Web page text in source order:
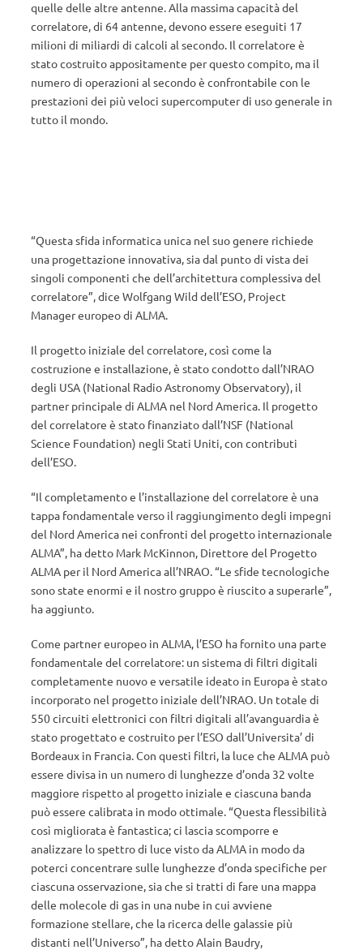
quelle delle altre antenne. Alla massima capacità del
correlatore, di 64 antenne, devono essere eseguiti 17
milioni di miliardi di calcoli al secondo. Il correlatore è
stato costruito appositamente per questo compito, ma il
numero di operazioni al secondo è confrontabile con le
prestazioni dei più veloci supercomputer di uso generale in
tutto il mondo.
“Questa sfida informatica unica nel suo genere richiede
una progettazione innovativa, sia dal punto di vista dei
singoli componenti che dell’architettura complessiva del
correlatore”, dice Wolfgang Wild dell’ESO, Project
Manager europeo di ALMA.
Il progetto iniziale del correlatore, così come la
costruzione e installazione, è stato condotto dall’NRAO
degli USA (National Radio Astronomy Observatory), il
partner principale di ALMA nel Nord America. Il progetto
del correlatore è stato finanziato dall’NSF (National
Science Foundation) negli Stati Uniti, con contributi
dell’ESO.
“Il completamento e l’installazione del correlatore è una
tappa fondamentale verso il raggiungimento degli impegni
del Nord America nei confronti del progetto internazionale
ALMA”, ha detto Mark McKinnon, Direttore del Progetto
ALMA per il Nord America all’NRAO. “Le sfide tecnologiche
sono state enormi e il nostro gruppo è riuscito a superarle”,
ha aggiunto.
Come partner europeo in ALMA, l’ESO ha fornito una parte
fondamentale del correlatore: un sistema di filtri digitali
completamente nuovo e versatile ideato in Europa è stato
incorporato nel progetto iniziale dell’NRAO. Un totale di
550 circuiti elettronici con filtri digitali all’avanguardia è
stato progettato e costruito per l’ESO dall’Universita’ di
Bordeaux in Francia. Con questi filtri, la luce che ALMA può
essere divisa in un numero di lunghezze d’onda 32 volte
maggiore rispetto al progetto iniziale e ciascuna banda
può essere calibrata in modo ottimale. “Questa flessibilità
così migliorata è fantastica; ci lascia scomporre e
analizzare lo spettro di luce visto da ALMA in modo da
poterci concentrare sulle lunghezze d’onda specifiche per
ciascuna osservazione, sia che si tratti di fare una mappa
delle molecole di gas in una nube in cui avviene
formazione stellare, che la ricerca delle galassie più
distanti nell’Universo”, ha detto Alain Baudry,